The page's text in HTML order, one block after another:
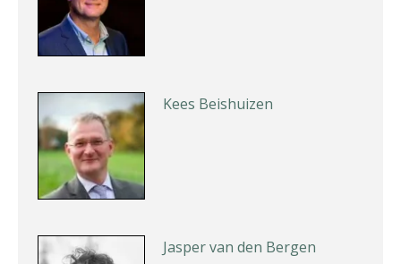
Kees Beishuizen
Jasper van den Bergen